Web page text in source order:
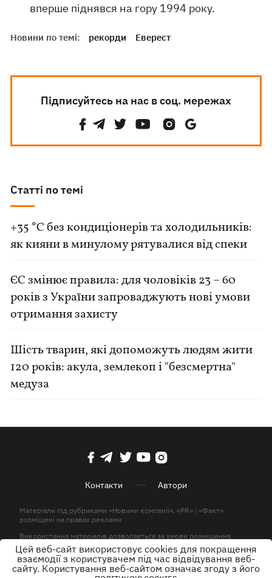
вперше піднявся на гору 1994 року.
Новини по темі: рекорди Еверест
Підписуйтесь на нас в соц. мережах
Статті по темі
+35 °C без кондиціонерів та холодильників:
як кияни в минулому рятувалися від спеки
ЄС змінює правила: для чоловіків 23 – 60
років з України запроваджують нові умови
отримання захисту
Шість тварин, які допоможуть людям жити
120 років: акула, землекоп і "безсмертна"
медуза
Контакти Автори
Матеріали під рубриками «Новини компанії», «PR» і «Факт»
розміщені на правах реклами
Використання матеріалів дозволяється за умови розміщення
активного гіперпосилання на KP.UA в першому абзаці.
© ТОВ «ЮЛАВ МЕДІА» 2026. Всі права захищені.
Цей веб-сайт використовує cookies для покращення
взаємодії з користувачем під час відвідування веб-
сайту. Користування веб-сайтом означає згоду з його